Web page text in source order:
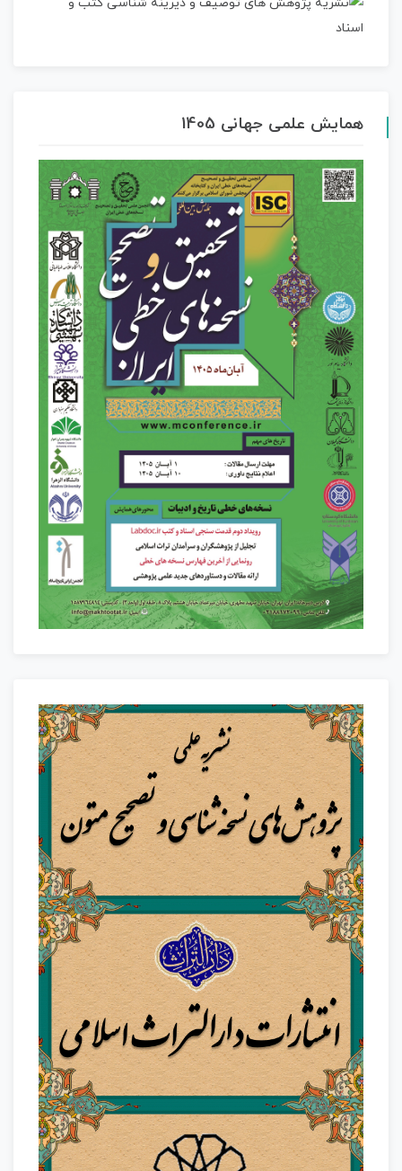
همایش علمی جهانی 1405